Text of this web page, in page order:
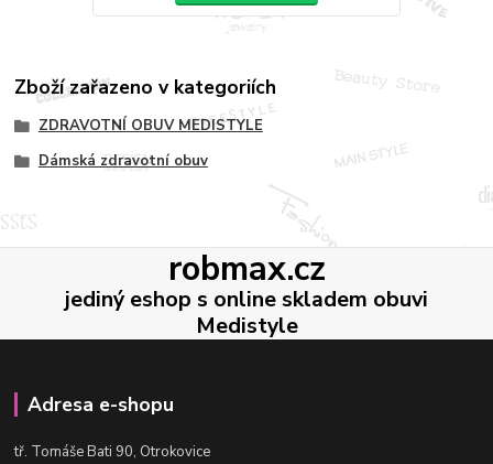
Zboží zařazeno v kategoriích
ZDRAVOTNÍ OBUV MEDISTYLE
Dámská zdravotní obuv
robmax.cz
jediný eshop s online skladem obuvi
Medistyle
Adresa e-shopu
tř. Tomáše Bati 90, Otrokovice